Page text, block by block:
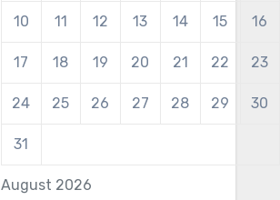
August 2026
10 11 12 13 14 15 16
17 18 19 20 21 22 23
24 25 26 27 28 29 30
31